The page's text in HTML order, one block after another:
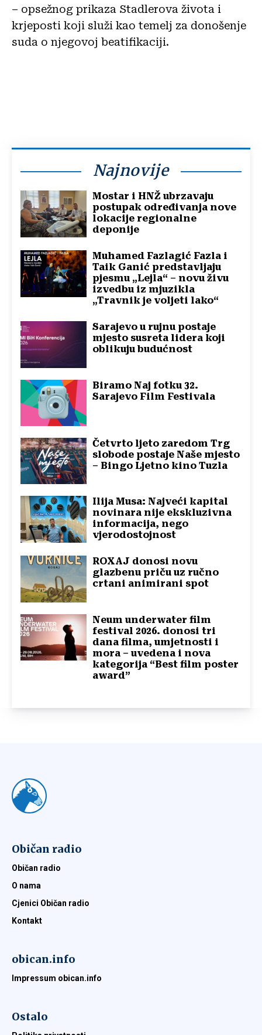
– opsežnog prikaza Stadlerova života i
krjeposti koji služi kao temelj za donošenje
suda o njegovoj beatifikaciji.
Najnovije
Mostar i HNŽ ubrzavaju
postupak određivanja nove
lokacije regionalne
deponije
Muhamed Fazlagić Fazla i
Taik Ganić predstavljaju
pjesmu „Lejla“ – novu živu
izvedbu iz mjuzikla
„Travnik je voljeti lako“
Sarajevo u rujnu postaje
mjesto susreta lidera koji
oblikuju budućnost
Biramo Naj fotku 32.
Sarajevo Film Festivala
Četvrto ljeto zaredom Trg
slobode postaje Naše mjesto
– Bingo Ljetno kino Tuzla
Ilija Musa: Najveći kapital
novinara nije ekskluzivna
informacija, nego
vjerodostojnost
ROXAJ donosi novu
glazbenu priču uz ručno
crtani animirani spot
Neum underwater film
festival 2026. donosi tri
dana filma, umjetnosti i
mora – uvedena i nova
kategorija “Best film poster
award”
Običan radio
Običan radio
O nama
Cjenici Običan radio
Kontakt
obican.info
Impressum obican.info
Ostalo